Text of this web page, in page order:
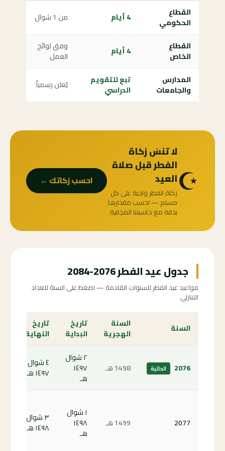
القطاع
الحكومي
4 أيام من 1 شوال
القطاع
الخاص
4 أيام
وفق لوائح
العمل
المدارس
والجامعات
تبع للتقويم
الدراسي
يُعلن رسمياً
☪️
لا تنسَ زكاة
الفطر قبل صلاة
العيد
زكاة الفطر واجبة على كل
مسلم — احسب مقدارها
بدقة مع حاسبتنا المجانية
احسب زكاتك ←
جدول عيد الفطر 2076-2084
مواعيد عيد الفطر للسنوات القادمة — اضغط على السنة للعداد
التنازلي
السنة
السنة
الهجرية
تاريخ
البداية
تاريخ
النهاية
2076 الحالية 1498 هـ
٢ شوال
١٤٩٧
هـ
٤ شوال
١٤٩٧ هـ
2077 1499 هـ
١ شوال
١٤٩٨
هـ
٣ شوال
١٤٩٨ هـ